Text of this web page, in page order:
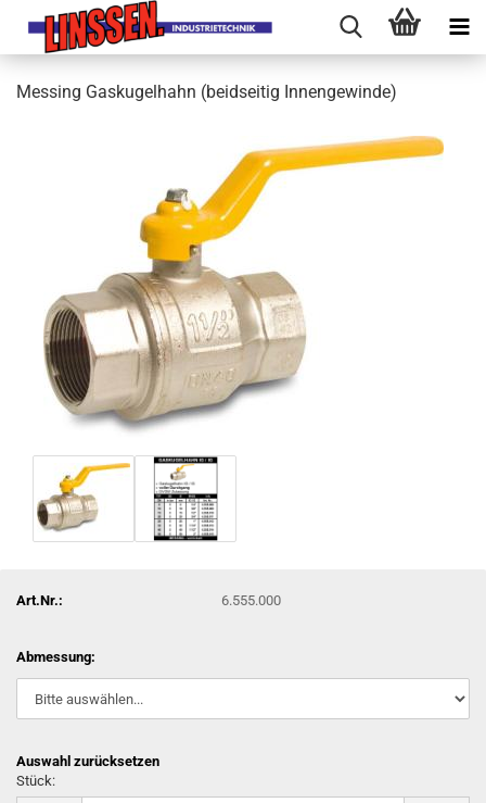
Messing Gaskugelhahn (beidseitig Innengewinde)
Art.Nr.: 6.555.000
Abmessung:
Auswahl zurücksetzen
Stück: